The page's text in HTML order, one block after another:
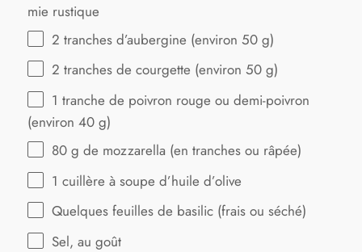
mie rustique
2 tranches d’aubergine (environ 50 g)
2 tranches de courgette (environ 50 g)
1 tranche de poivron rouge ou demi-poivron
(environ 40 g)
80 g de mozzarella (en tranches ou râpée)
1 cuillère à soupe d’huile d’olive
Quelques feuilles de basilic (frais ou séché)
Sel, au goût